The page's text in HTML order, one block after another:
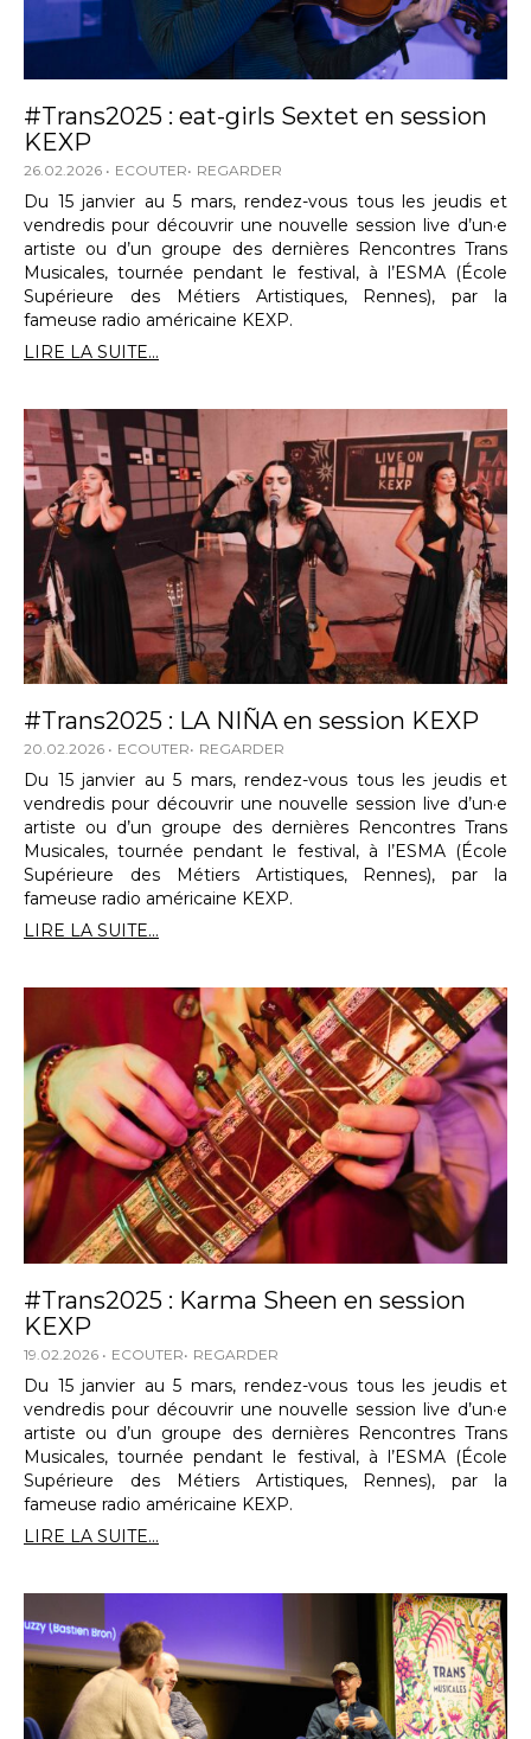
#Trans2025 : eat-girls Sextet en session
KEXP
26.02.2026 ECOUTER REGARDER
Du 15 janvier au 5 mars, rendez-vous tous les jeudis et
vendredis pour découvrir une nouvelle session live d’un·e
artiste ou d’un groupe des dernières Rencontres Trans
Musicales, tournée pendant le festival, à l’ESMA (École
Supérieure des Métiers Artistiques, Rennes), par la
fameuse radio américaine KEXP.
LIRE LA SUITE...
#Trans2025 : LA NIÑA en session KEXP
20.02.2026 ECOUTER REGARDER
Du 15 janvier au 5 mars, rendez-vous tous les jeudis et
vendredis pour découvrir une nouvelle session live d’un·e
artiste ou d’un groupe des dernières Rencontres Trans
Musicales, tournée pendant le festival, à l’ESMA (École
Supérieure des Métiers Artistiques, Rennes), par la
fameuse radio américaine KEXP.
LIRE LA SUITE...
#Trans2025 : Karma Sheen en session
KEXP
19.02.2026 ECOUTER REGARDER
Du 15 janvier au 5 mars, rendez-vous tous les jeudis et
vendredis pour découvrir une nouvelle session live d’un·e
artiste ou d’un groupe des dernières Rencontres Trans
Musicales, tournée pendant le festival, à l’ESMA (École
Supérieure des Métiers Artistiques, Rennes), par la
fameuse radio américaine KEXP.
LIRE LA SUITE...